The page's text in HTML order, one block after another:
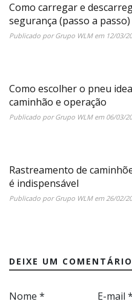
Como carregar e
segurança (passo a passo)
Publicado porGrupo WLMem 12/03/
Como escolher o pneu
caminhão e operação
Publicado porGrupo WLMem 06/03/
Rastreamento de
é indispensável
Publicado porGrupo WLMem26/02/
DEIXE UM COMENTÁRIO
Nome * E-mail*